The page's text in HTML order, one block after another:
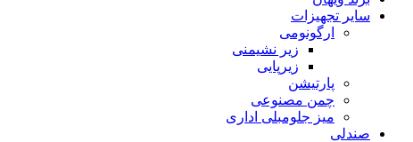
سایر تجهیزات
ارگونومی
زیر نشیمنی
زیرپایی
پارتیشن
چمن مصنوعی
میز جلومبلی اداری
صندلی